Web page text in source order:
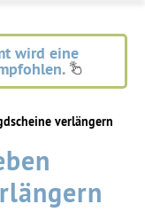
wird eine
verlängern